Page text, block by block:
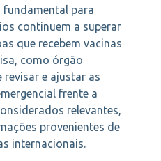
fundamental para
continuem a superar
que recebem vacinas
como órgão
e ajustar as
frente a
relevantes,
provenientes de
internacionais.